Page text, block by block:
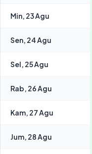
Min, 23 Agu
Sen, 24 Agu
Sel, 25 Agu
Rab, 26 Agu
Kam, 27 Agu
Jum, 28 Agu